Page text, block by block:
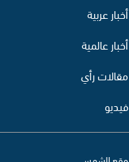
أخبار عربية
أخبار عالمية
مقالات رأي
فيديو